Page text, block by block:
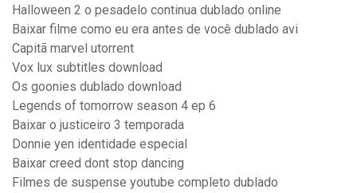
Halloween 2 o pesadelo continua dublado online
Baixar filme como eu era antes de você dublado avi
Capitã marvel utorrent
Vox lux subtitles download
Os goonies dublado download
Legends of tomorrow season 4 ep 6
Baixar o justiceiro 3 temporada
Donnie yen identidade especial
Baixar creed dont stop dancing
Filmes de suspense youtube completo dublado